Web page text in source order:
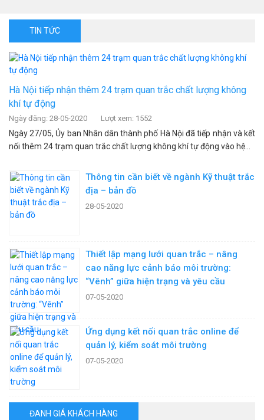
TIN TỨC
Hà Nội tiếp nhận thêm 24 trạm quan trắc chất lượng không
khí tự động
Ngày đăng: 28-05-2020 Lượt xem: 1552
Ngày 27/05, Ủy ban Nhân dân thành phố Hà Nội đã tiếp nhận và kết
nối thêm 24 trạm quan trắc chất lượng không khí tự động vào hệ...
Thông tin cần biết về ngành Kỹ thuật trắc
địa – bản đồ
28-05-2020
Thiết lập mạng lưới quan trắc – nâng
cao năng lực cảnh báo môi trường:
“Vênh” giữa hiện trạng và yêu cầu
07-05-2020
Ứng dụng kết nối quan trắc online để
quản lý, kiểm soát môi trường
07-05-2020
ĐANH GIÁ KHÁCH HÀNG